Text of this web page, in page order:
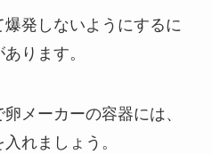
発しないようにするに
ります。
メーカーの容器には、
れましょう。